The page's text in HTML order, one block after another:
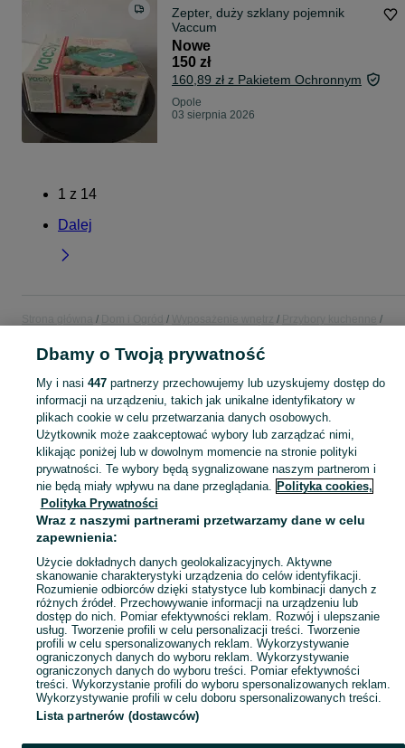
Zepter, duży szklany pojemnik
Vaccum
Nowe
150 zł
160,89 zł z Pakietem Ochronnym
Opole
03 sierpnia 2026
1 z 14
Dalej
Strona główna Dom i Ogród Wyposażenie wnętrz
Przybory kuchenne
Opolskie
Pojemniki i przechowywanie żywności - Opole
KATEGORIA
Zobacz
Mapa kategorii
Mapa miejscowości
Mapa ministron
Popularne wyszukiwania
Dbamy o Twoją prywatność
My i nasi 447partnerzy przechowujemy lub uzyskujemy dostęp do
informacji na urządzeniu, takich jak unikalne identyfikatory w
plikach cookie w celu przetwarzania danych osobowych.
Użytkownik może zaakceptować wybory lub zarządzać nimi,
klikając poniżej lub w dowolnym momencie na stronie polityki
prywatności. Te wybory będą sygnalizowane naszym partnerom i
nie będą miały wpływu na dane przeglądania. Polityka cookies,
Polityka Prywatności
Wraz z naszymi partnerami przetwarzamy dane w celu
zapewnienia:
Użycie dokładnych danych geolokalizacyjnych. Aktywne
skanowanie charakterystyki urządzenia do celów identyfikacji.
Rozumienie odbiorców dzięki statystyce lub kombinacji danych z
różnych źródeł. Przechowywanie informacji na urządzeniu lub
dostęp do nich. Pomiar efektywności reklam. Rozwój i ulepszanie
usług. Tworzenie profili w celu personalizacji treści. Tworzenie
profili w celu spersonalizowanych reklam. Wykorzystywanie
ograniczonych danych do wyboru reklam. Wykorzystywanie
ograniczonych danych do wyboru treści. Pomiar efektywności
treści. Wykorzystanie profili do wyboru spersonalizowanych reklam.
Wykorzystywanie profili w celu doboru spersonalizowanych treści.
Lista partnerów (dostawców)